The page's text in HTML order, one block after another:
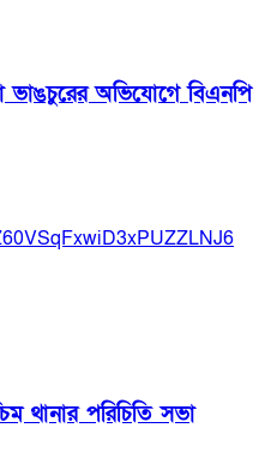
ভাঙচুরের অভিযোগে বিএনপি
থানার পরিচিতি সভা